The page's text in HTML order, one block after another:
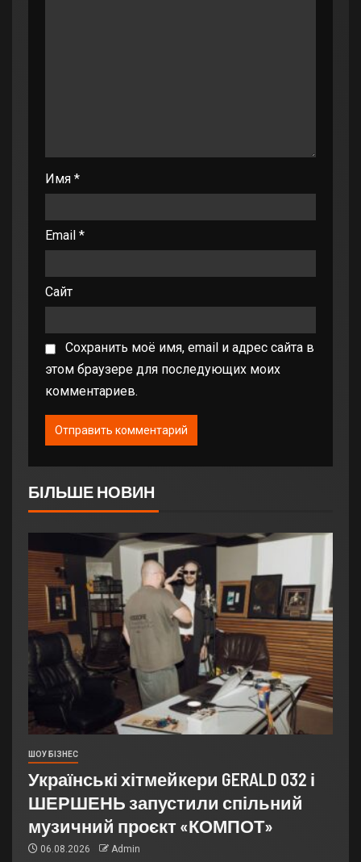
Имя *
Email *
Сайт
Сохранить моё имя, email и адрес сайта в
этом браузере для последующих моих
комментариев.
БІЛЬШЕ НОВИН
ШОУ БІЗНЕС
Українські хітмейкери GERALD 032 і
ШЕРШЕНЬ запустили спільний
музичний проєкт «КОМПОТ»
06.08.2026 Admin